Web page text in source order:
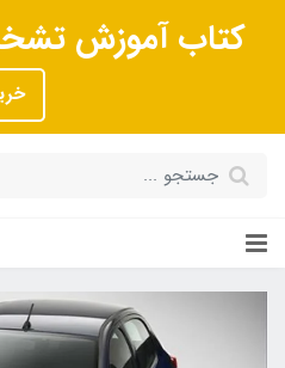
کتاب آموزش